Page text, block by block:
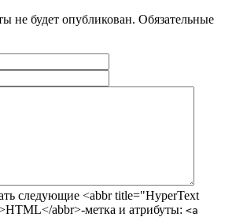
не будет опубликован. Обязательные
следующие <abbr title="HyperText
abbr>-метка и атрибуты: <a